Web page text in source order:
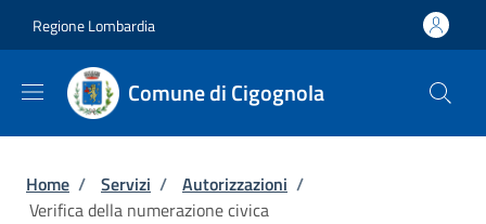
Regione Lombardia
Comune di Cigognola
Briciole di pane
Home / Servizi / Autorizzazioni /
Verifica della numerazione civica